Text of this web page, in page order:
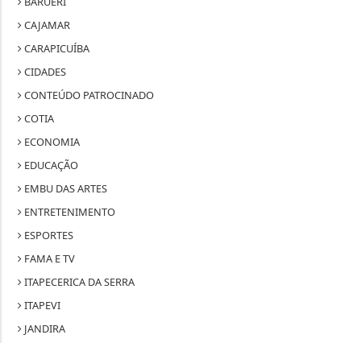
CAJAMAR
CARAPICUÍBA
CIDADES
CONTEÚDO PATROCINADO
COTIA
ECONOMIA
EDUCAÇÃO
EMBU DAS ARTES
ENTRETENIMENTO
ESPORTES
FAMA E TV
ITAPECERICA DA SERRA
ITAPEVI
JANDIRA